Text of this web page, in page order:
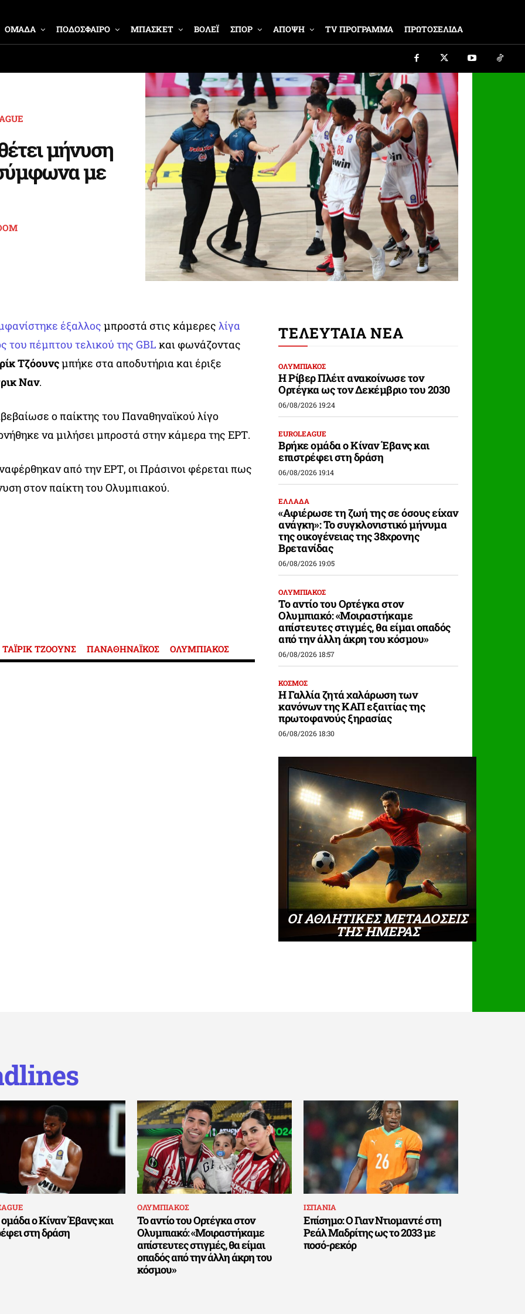
ΟΜΑΔΑ ΠΟΔΟΣΦΑΙΡΟ ΜΠΑΣΚΕΤ ΒΟΛΕΪ ΣΠΟΡ ΑΠΟΨΗ TV ΠΡΟΓΡΑΜΜΑ ΠΡΩΤΟΣΕΛΙΔΑ
μήνυση
με
έξαλλοςμπροστά στις κάμερεςλίγα
του πέμπτου τελικού της GBL και φωνάζοντας
Τζόουνςμπήκε στα αποδυτήρια και έριξε
Ναν.
ο παίκτης του Παναθηναϊκού λίγο
να μιλήσει μπροστά στην κάμερα της ΕΡΤ.
από την ΕΡΤ, οι Πράσινοι φέρεται πως
στον παίκτη του Ολυμπιακού.
ΤΑΪΡΙΚ ΤΖΟΟΥΝΣ ΠΑΝΑΘΗΝΑΪΚΟΣ ΟΛΥΜΠΙΑΚΟΣ
ΤΕΛΕΥΤΑΙΑ ΝΕΑ
ΟΛΥΜΠΙΑΚΟΣ
Η Ρίβερ Πλέιτ ανακοίνωσε τον
Ορτέγκα ως τον Δεκέμβριο του 2030
06/08/2026 19:24
EUROLEAGUE
Βρήκε ομάδα ο Κίναν Έβανς και
επιστρέφει στη δράση
06/08/2026 19:14
ΕΛΛΑΔΑ
«Αφιέρωσε τη ζωή της σε όσους είχαν
ανάγκη»: Το συγκλονιστικό μήνυμα
της οικογένειας της 38χρονης
Βρετανίδας
06/08/2026 19:05
ΟΛΥΜΠΙΑΚΟΣ
Το αντίο του Ορτέγκα στον
Ολυμπιακό: «Μοιραστήκαμε
απίστευτες στιγμές, θα είμαι οπαδός
από την άλλη άκρη του κόσμου»
06/08/2026 18:57
ΚΟΣΜΟΣ
Η Γαλλία ζητά χαλάρωση των
κανόνων της ΚΑΠ εξαιτίας της
πρωτοφανούς ξηρασίας
06/08/2026 18:30
ΟΙ ΑΘΛΗΤΙΚΕΣ ΜΕΤΑΔΟΣΕΙΣ
ΤΗΣ ΗΜΕΡΑΣ
ο Κίναν Έβανς και
στη δράση
ΟΛΥΜΠΙΑΚΟΣ
Το αντίο του Ορτέγκα στον
Ολυμπιακό: «Μοιραστήκαμε
απίστευτες στιγμές, θα είμαι
οπαδός από την άλλη άκρη του
κόσμου»
ΙΣΠΑΝΙΑ
Επίσημο: Ο Γιαν Ντιομαντέ στη
Ρεάλ Μαδρίτης ως το 2033 με
ποσό-ρεκόρ